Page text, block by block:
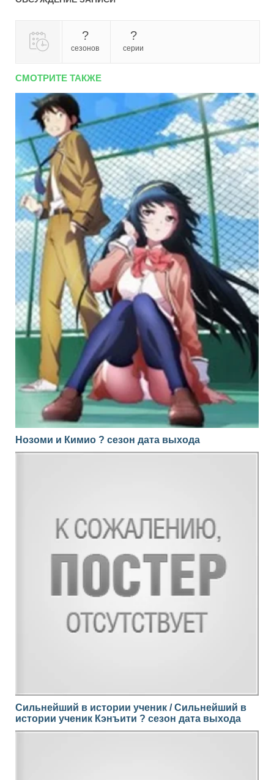
?
сезонов
?
серии
СМОТРИТЕ ТАКЖЕ
Нозоми и Кимио ? сезон дата выхода
Сильнейший в истории ученик / Сильнейший в
истории ученик Кэнъити ? сезон дата выхода